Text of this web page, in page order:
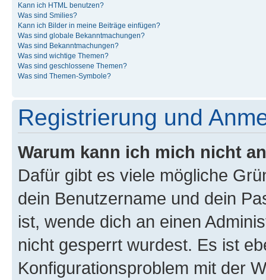
Kann ich HTML benutzen?
Was sind Smilies?
Kann ich Bilder in meine Beiträge einfügen?
Was sind globale Bekanntmachungen?
Was sind Bekanntmachungen?
Was sind wichtige Themen?
Was sind geschlossene Themen?
Was sind Themen-Symbole?
Registrierung und
Warum kann ich mich nicht
Dafür gibt es viele mögliche
dein Benutzername und dein
ist, wende dich an einen
nicht gesperrt wurdest. Es ist
Konfigurationsproblem mit der